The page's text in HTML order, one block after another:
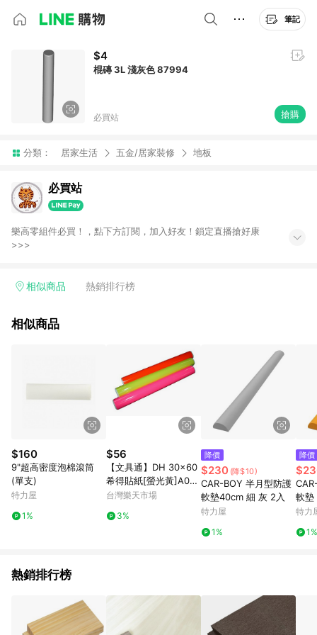
筆記
$4
棍磚 3L 淺灰色 87994
必買站 搶購
分類： 居家生活 五金/居家裝修 地板
必買站
樂高零組件必買！，點下方訂閱，加入好友！鎖定直播搶好康
>>>
相似商品 熱銷排行榜
相似商品
$160
9"超高密度泡棉滾筒
(單支)
特力屋
1%
$56
【文具通】DH 30x60
希得貼紙[螢光黃]A01
P1250076【APP滿額
最高1500點)】8/31止
台灣樂天市場
3%
降價
$230 (降$10)
CAR-BOY 半月型防護
軟墊40cm 細 灰 2入
特力屋
1%
降價
軟墊
特力
1%
熱銷排行榜